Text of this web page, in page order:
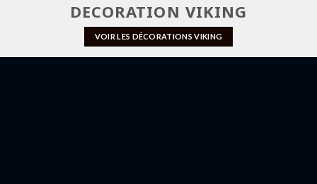
DECORATION VIKING
VOIR LES DÉCORATIONS VIKING